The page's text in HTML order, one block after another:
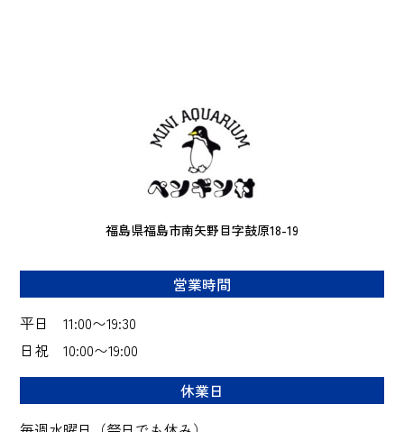
福島県福島市南矢野目字鼓原18-19
営業時間
平日 11:00〜19:30
日祝 10:00〜19:00
休業日